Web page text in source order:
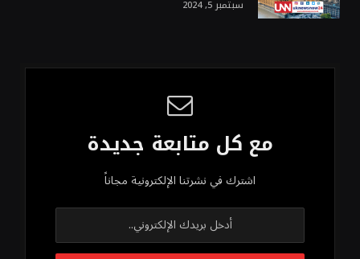
سبتمبر 5, 2024
مع كل متابعة جديدة
اشترك في نشرتنا الإلكترونية مجاناً